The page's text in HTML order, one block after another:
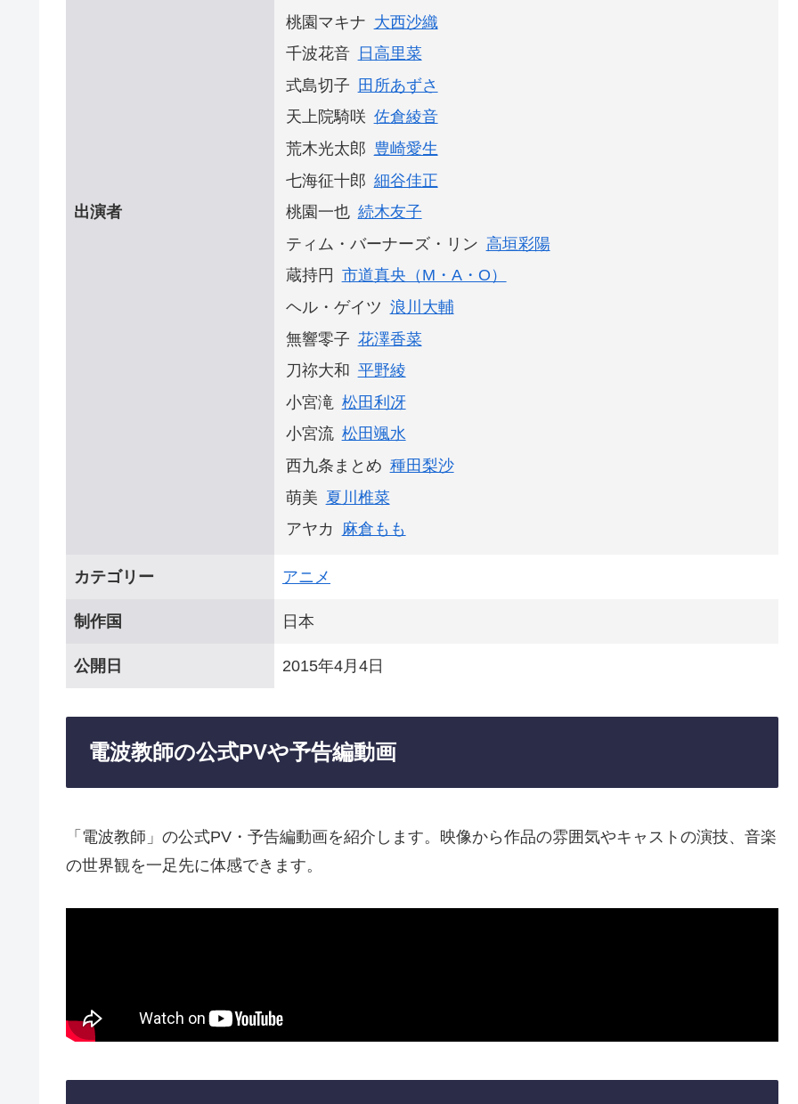
出演者
桃園マキナ 大西沙織
千波花音
日高里菜
式島切子
田所あずさ
天上院騎咲 佐倉綾音
荒木光太郎 豊崎愛生
七海征十郎 細谷佳正
桃園一也 続木友子
ティム・バーナーズ・リン 高垣彩陽
蔵持円 市道真央（M・A・O）
ヘル・ゲイツ 浪川大輔
無響零子 花澤香菜
刀祢大和 平野綾
小宮滝 松田利冴
小宮流 松田颯水
西九条まとめ 種田梨沙
萌美 夏川椎菜
アヤカ 麻倉もも
カテゴリー アニメ
制作国 日本
公開日 2015年4月4日
電波教師の公式PVや予告編動画
「電波教師」の公式PV・予告編動画を紹介します。映像から作品の雰囲気やキャストの演技、音楽
の世界観を一足先に体感できます。